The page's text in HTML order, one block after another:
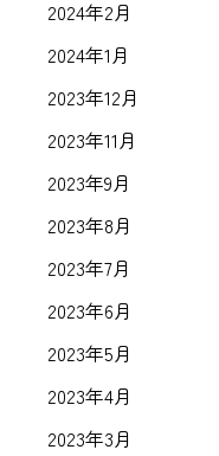
2024年2月
2024年1月
2023年12月
2023年11月
2023年9月
2023年8月
2023年7月
2023年6月
2023年5月
2023年4月
2023年3月